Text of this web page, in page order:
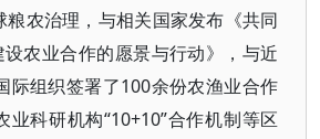
粮农治理，与相关国家发布《共同
设农业合作的愿景与行动》，与近
际组织签署了100余份农渔业合作
业科研机构“10+10”合作机制等区